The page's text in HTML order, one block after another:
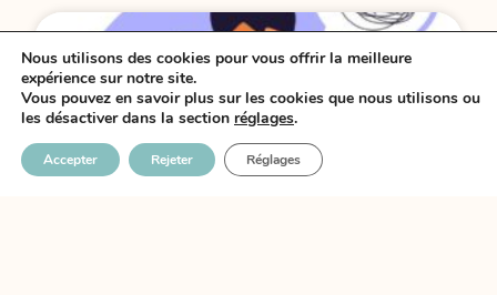
Nous utilisons des cookies pour vous offrir la meilleure
expérience sur notre site.
Vous pouvez en savoir plus sur les cookies que nous utilisons ou
les désactiver dans la section réglages.
Accepter Rejeter Réglages